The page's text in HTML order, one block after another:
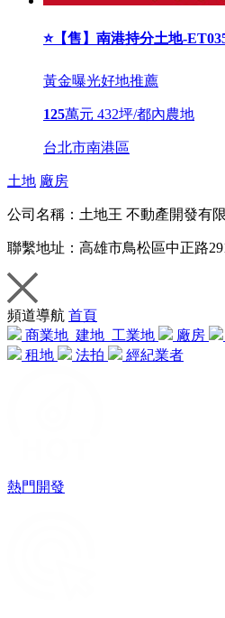
⭐【售】南港持分土地-
黃金曝光好地推薦
125萬元 432坪/都內農地
台北市南港區
土地 廠房
公司名稱： 土地王 不動產開發有
聯繫地址： 高雄市鳥松區中正路
頻道導航 首頁
商業地 建地 工業地 廠房
租地
法拍 經紀業者
熱門開發